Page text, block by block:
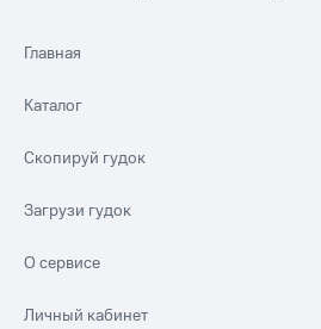
Главная
Каталог
Скопируй гудок
Загрузи гудок
О сервисе
Личный кабинет